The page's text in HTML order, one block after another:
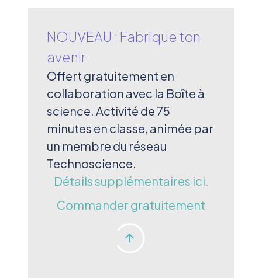
NOUVEAU : Fabrique ton
avenir
Offert gratuitement en
collaboration avec la Boîte à
science. Activité de 75
minutes en classe, animée par
un membre du réseau
Technoscience.
Détails supplémentaires ici.
Commander gratuitement